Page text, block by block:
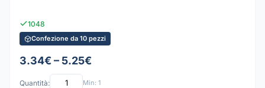
1048
Confezione da 10 pezzi
3.34€ – 5.25€
Quantità: Min: 1